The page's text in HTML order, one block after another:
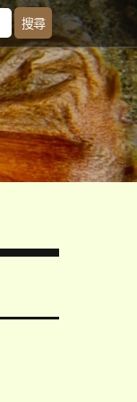
搜
尋
關
鍵
字:
搜尋